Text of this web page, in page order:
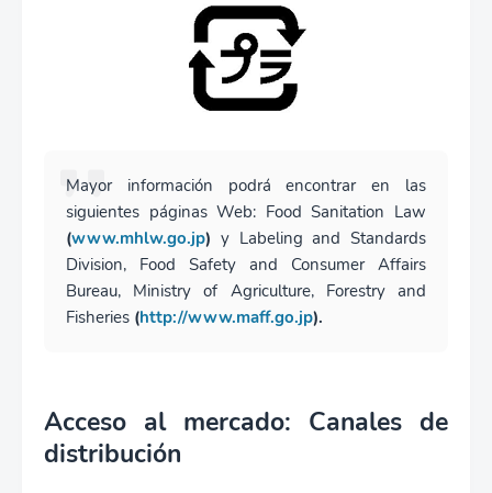
Mayor información podrá encontrar en las
siguientes páginas Web: Food Sanitation Law
(www.mhlw.go.jp) y Labeling and Standards
Division, Food Safety and Consumer Affairs
Bureau, Ministry of Agriculture, Forestry and
Fisheries (http://www.maff.go.jp).
Acceso al mercado: Canales de
distribución